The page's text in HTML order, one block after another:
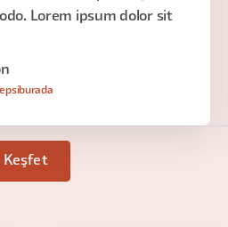
Lorem ipsum dolor sit
Keşfet